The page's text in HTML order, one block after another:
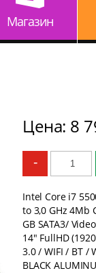
Магазин
Цена: 8
-
Intel Core i7
to 3,0 GHz 4Mb
GB SATA3/
14" FullHD
3.0 / WIFI / BT /
BLACK